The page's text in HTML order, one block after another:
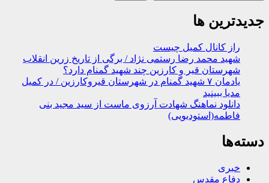
جدیدترین ها
راز کانال کمیل چیست
شهید محمد رضا رستمی نژاد / برگی از تاریخ زرین انقلاب
شهرستان قیر و کارزین چند شهید گمنام دارد؟
یادمان ۷ شهید گمنام در شهرستان قیروکارزین / در کمیل
مدیا ببینید
دانلود نماهنگ شهادت آرزوی ماست از سید مجید بنی
فاطمه(استودیویی)
دسته‌ها
خبری
دفاع مقدس